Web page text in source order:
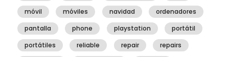
móvil
móviles navidad
ordenadores
pantalla
phone playstation
portátil
portátiles
reliable repair
repairs